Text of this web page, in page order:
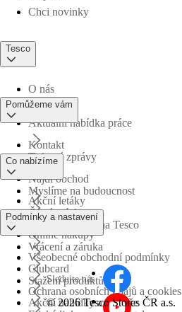
Chci novinky
Tesco
O nás
Aktuální nabídka práce
Tiskové zprávy
Myslíme na budoucnost
Obchodní skupina Tesco
Pomůžeme vám
Kontakt
Najdi obchod
Časté otázky
Vrácení a záruka
Stažení produktů
Co nabízíme
Akční letáky
Online nákupy
Clubcard
Akční nabídky a soutěže
Podmínky a nastavení
Všeobecné obchodní podmínky
Ochrana osobních údajů a cookies
Sledujte nás
© 2026 Tesco Stores ČR a.s.